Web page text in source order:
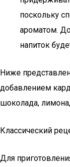
поскольку
ароматом.
напиток
Ниже
добавлением
шоколада,
Классический
Для